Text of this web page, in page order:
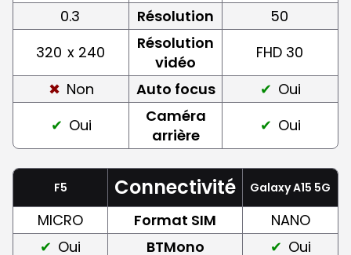
0.3
Résolution
50
320 x 240
Résolution
vidéo
FHD 30
Non
Auto focus
Oui
Oui
Caméra
arrière
Oui
F5 Connectivité Galaxy A15 5G
MICRO Format SIM
NANO
Oui
BTMono
Oui